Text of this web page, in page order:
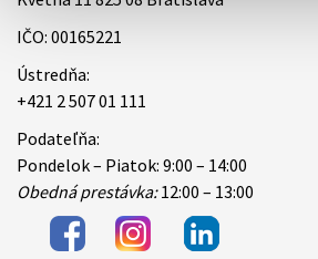
IČO: 00165221
Ústredňa:
+421 2 507 01 111
Podateľňa:
Pondelok – Piatok: 9:00 – 14:00
Obedná prestávka:12:00 – 13:00